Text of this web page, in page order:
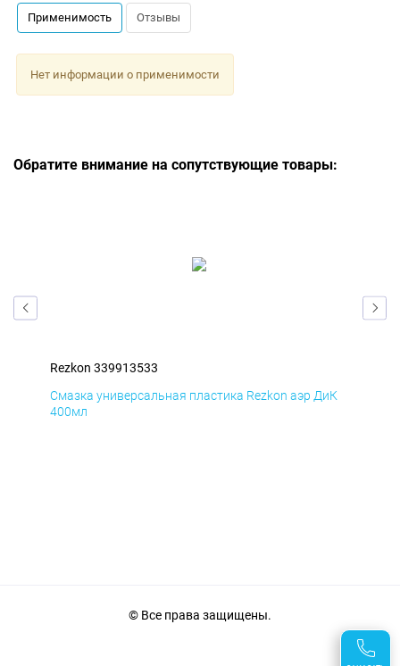
Применимость Отзывы
Нет информации о применимости
Обратите внимание на сопутствующие товары:
Rezkon 339913533
Смазка универсальная пластика Rezkon аэр ДиК
400мл
© Все права защищены.